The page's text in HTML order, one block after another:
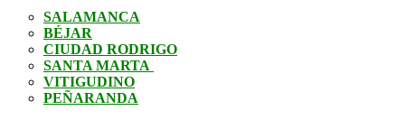
SALAMANCA
BÉJAR
CIUDAD RODRIGO
SANTA MARTA
VITIGUDINO
PEÑARANDA